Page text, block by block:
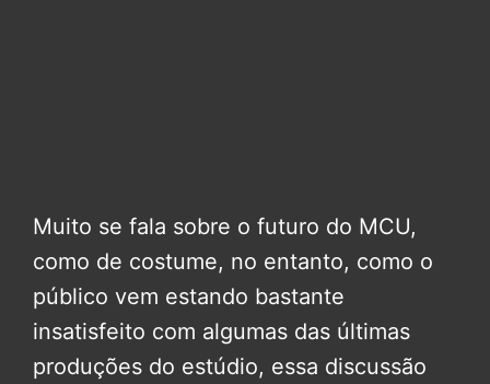
Muito se fala sobre o futuro do MCU,
como de costume, no entanto, como o
público vem estando bastante
insatisfeito com algumas das últimas
produções do estúdio, essa discussão